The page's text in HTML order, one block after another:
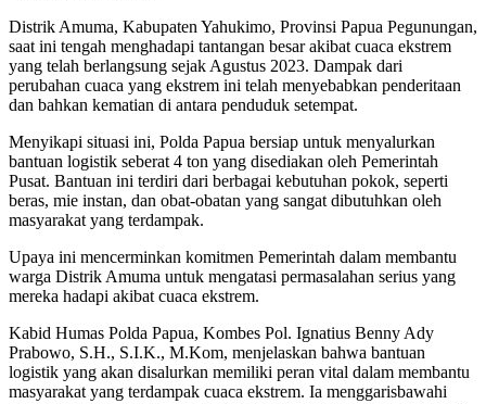
Distrik Amuma, Kabupaten Yahukimo, Provinsi Papua Pegunungan,
saat ini tengah menghadapi tantangan besar akibat cuaca ekstrem
yang telah berlangsung sejak Agustus 2023. Dampak dari
perubahan cuaca yang ekstrem ini telah menyebabkan penderitaan
dan bahkan kematian di antara penduduk setempat.
Menyikapi situasi ini, Polda Papua bersiap untuk menyalurkan
bantuan logistik seberat 4 ton yang disediakan oleh Pemerintah
Pusat. Bantuan ini terdiri dari berbagai kebutuhan pokok, seperti
beras, mie instan, dan obat-obatan yang sangat dibutuhkan oleh
masyarakat yang terdampak.
Upaya ini mencerminkan komitmen Pemerintah dalam membantu
warga Distrik Amuma untuk mengatasi permasalahan serius yang
mereka hadapi akibat cuaca ekstrem.
Kabid Humas Polda Papua, Kombes Pol. Ignatius Benny Ady
Prabowo, S.H., S.I.K., M.Kom, menjelaskan bahwa bantuan
logistik yang akan disalurkan memiliki peran vital dalam membantu
masyarakat yang terdampak cuaca ekstrem. Ia menggarisbawahi